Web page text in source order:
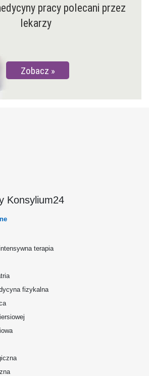
pracy polecani przez
lekarzy
Zobacz
Konsylium24
terapia
fizykalna